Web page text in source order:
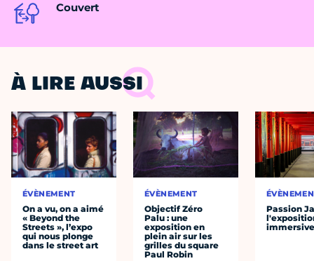
Couvert
À LIRE AUSSI
ÉVÈNEMENT
On a vu, on a aimé
« Beyond the
Streets », l’expo
qui nous plonge
dans le street art
ÉVÈNEMENT
Objectif Zéro
Palu : une
exposition en
plein air sur les
grilles du square
Paul Robin
Passion